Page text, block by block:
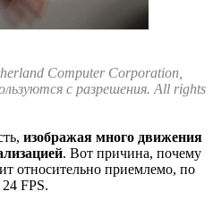
Computer Corporation,
с разрешения. All rights
изображая много движения
. Вот причина, почему
относительно приемлемо, по
FPS.